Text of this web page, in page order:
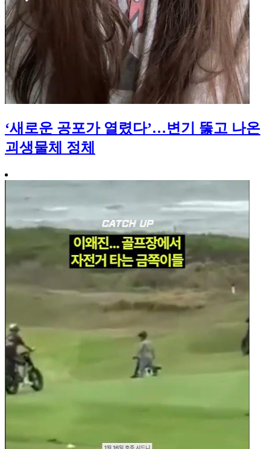
‘새로운 공포가 열렸다’…변기 뚫고 나온
괴생물체 정체